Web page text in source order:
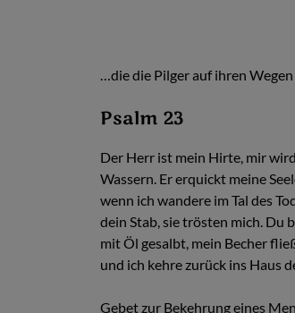
…die die Pilger auf ihren
Psalm 23
Der Herr ist mein Hirte, mir
Wassern. Er erquickt meine
wenn ich wandere im Tal des
dein Stab, sie trösten mich. Du
mit Öl gesalbt, mein Becher
und ich kehre zurück ins Haus
Gebet zur Bekehrung eines